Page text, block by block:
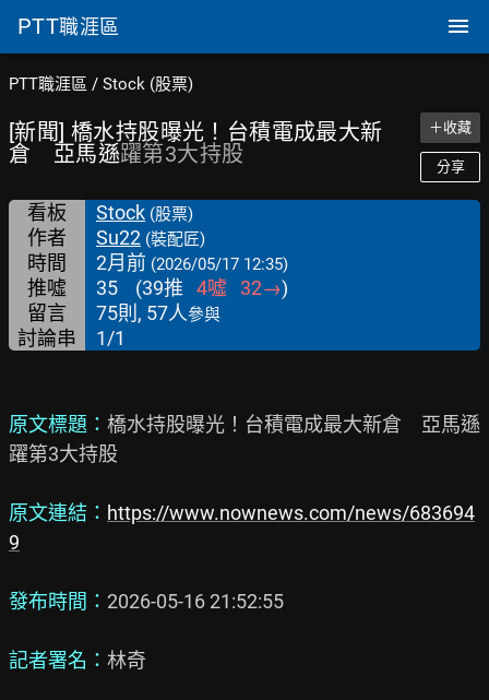
PTT職涯區
PTT職涯區 / Stock (股票)
[新聞] 橋水持股曝光！台積電成最大新
倉 亞馬遜躍第3大持股
＋收藏
分享
看板 Stock (股票)
作者 Su22 (裝配匠)
時間 2月前 (2026/05/17 12:35)
推噓 35 (39推 4噓 32→)
留言
75則, 57人參與
討論串 1/1
原文標題： 橋水持股曝光！台積電成最大新倉　亞馬遜
躍第3大持股
原文連結： https://www.nownews.com/news/683694
9
發布時間： 2026-05-16 21:52:55
記者署名： 林奇